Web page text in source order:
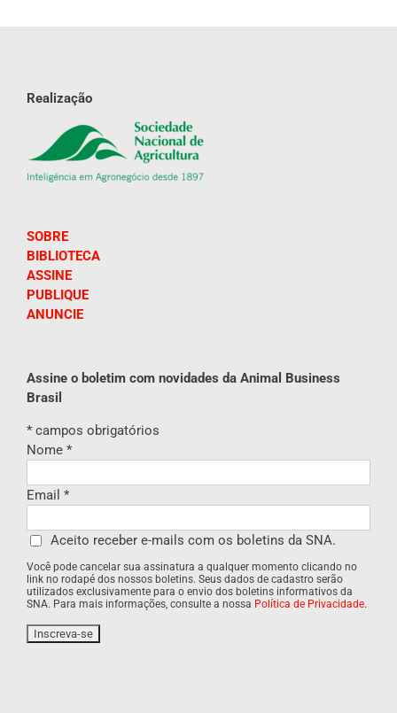
Realização
SOBRE
BIBLIOTECA
ASSINE
PUBLIQUE
ANUNCIE
Assine o boletim com novidades da Animal Business
Brasil
* campos obrigatórios
Nome *
Email *
Aceito receber e-mails com os boletins da SNA.
Você pode cancelar sua assinatura a qualquer momento clicando no
link no rodapé dos nossos boletins. Seus dados de cadastro serão
utilizados exclusivamente para o envio dos boletins informativos da
SNA. Para mais informações, consulte a nossa Política de Privacidade.